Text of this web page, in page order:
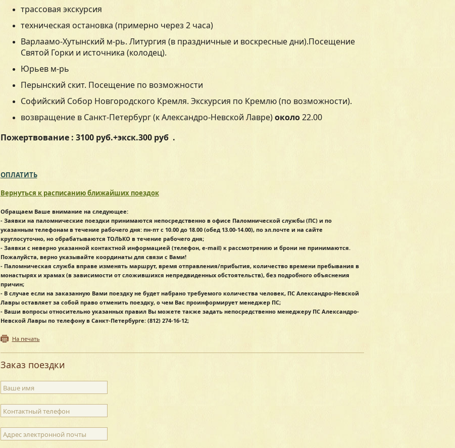
трассовая экскурсия
техническая остановка (примерно через 2 часа)
Варлаамо-Хутынский м-рь. Литургия (в праздничные и воскресные дни).Посещение
Святой Горки и источника (колодец).
Юрьев м-рь
Перынский скит. Посещение по возможности
Софийский Собор Новгородского Кремля. Экскурсия по Кремлю (по возможности).
возвращение в Санкт-Петербург (к Александро-Невской Лавре)около22.00
Пожертвование : 3100 руб.+экск.300 руб .
ОПЛАТИТЬ
Вернуться к расписанию ближайших поездок
Обращаем Ваше внимание на следующее:
- Заявки на паломнические поездки принимаются непосредственно в офисе Паломнической службы (ПС) и по
указанным телефонам в течение рабочего дня: пн-пт с 10.00 до 18.00 (обед 13.00-14.00), по эл.почте и на сайте
круглосуточно, но обрабатываются ТОЛЬКО в течение рабочего дня;
- Заявки с неверно указанной контактной информацией (телефон, e-mail) к рассмотрению и брони не принимаются.
Пожалуйста, верно указывайте координаты для связи с Вами!
- Паломническая служба вправе изменять маршрут, время отправления/прибытия, количество времени пребывания в
монастырях и храмах (в зависимости от сложившихся непредвиденных обстоятельств), без подробного объяснения
причин;
- В случае если на заказанную Вами поездку не будет набрано требуемого количества человек, ПС Александро-Невской
Лавры оставляет за собой право отменить поездку, о чем Вас проинформирует менеджер ПС;
- Ваши вопросы относительно указанных правил Вы можете также задать непосредственно менеджеру ПС Александро-
Невской Лавры по телефону в Санкт-Петербурге: (812) 274-16-12;
На печать
Заказ поездки
Ваше имя
Контактный телефон
Адрес электронной почты